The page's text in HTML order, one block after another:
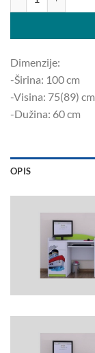
Dimenzije:
-Širina: 100 ​​cm
-Visina: 75(89) cm
-Dužina: 60 cm
OPIS